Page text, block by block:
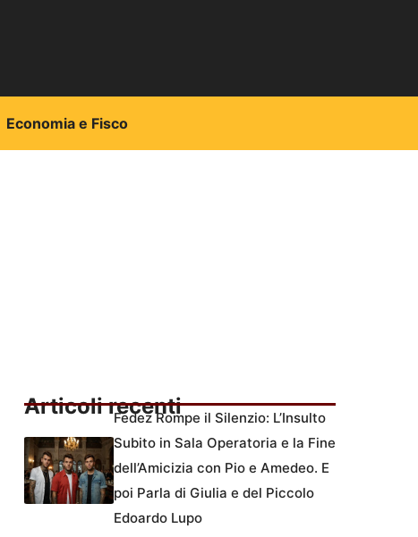
Economia e Fisco
Articoli recentiFedez Rompe il Silenzio: L’Insulto
Subito in Sala Operatoria e la Fine
dell’Amicizia con Pio e Amedeo. E
poi Parla di Giulia e del Piccolo
Edoardo Lupo